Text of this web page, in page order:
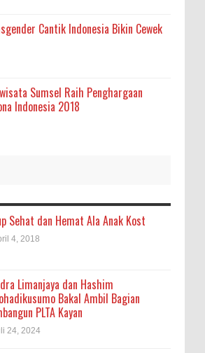
Cantik Indonesia Bikin Cewek
Sumsel Raih Penghargaan
Indonesia 2018
Sehat dan Hemat Ala Anak Kost
4, 2018
Limanjaya dan Hashim
Bakal Ambil Bagian
PLTA Kayan
24, 2024